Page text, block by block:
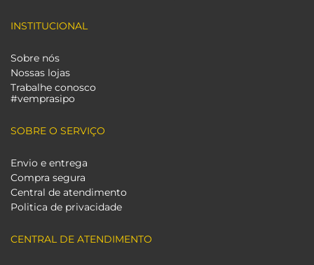
INSTITUCIONAL
Sobre nós
Nossas lojas
Trabalhe conosco
#vemprasipo
SOBRE O SERVIÇO
Envio e entrega
Compra segura
Central de atendimento
Politica de privacidade
CENTRAL DE ATENDIMENTO